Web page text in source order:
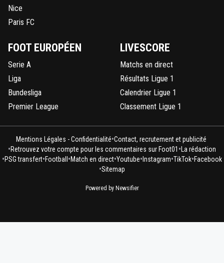
Nice
Paris FC
FOOT EUROPÉEN
Serie A
Liga
Bundesliga
Premier League
LIVESCORE
Matchs en direct
Résultats Ligue 1
Calendrier Ligue 1
Classement Ligue 1
Mentions Légales - Confidentialité•Contact, recrutement et publicité
•Retrouvez votre compte pour les commentaires sur Foot01 • La rédaction
•PSG transfert•Football •Match en direct•Youtube• Instagram•TikTok•Facebook
•Sitemap
Powered by Newsifier